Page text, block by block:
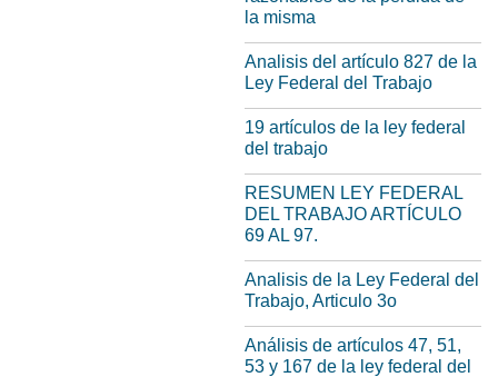
la misma
Analisis del artículo 827 de la
Ley Federal del Trabajo
19 artículos de la ley federal
del trabajo
RESUMEN LEY FEDERAL
DEL TRABAJO ARTÍCULO
69 AL 97.
Analisis de la Ley Federal del
Trabajo, Articulo 3o
Análisis de artículos 47, 51,
53 y 167 de la ley federal del